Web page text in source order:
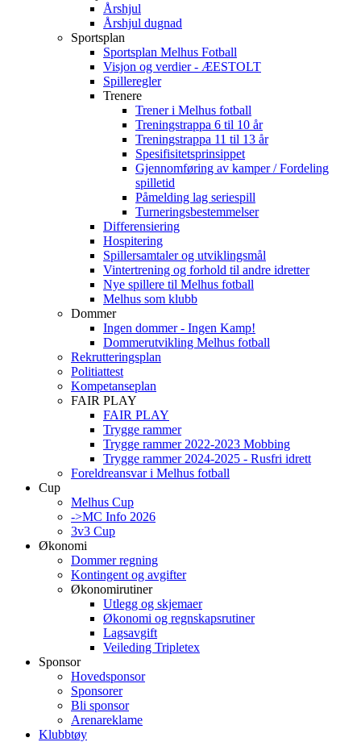
Årshjul
Årshjul dugnad
Sportsplan
Sportsplan Melhus Fotball
Visjon og verdier - ÆESTOLT
Spilleregler
Trenere
Trener i Melhus fotball
Treningstrappa 6 til 10 år
Treningstrappa 11 til 13 år
Spesifisitetsprinsippet
Gjennomføring av kamper / Fordeling
spilletid
Påmelding lag seriespill
Turneringsbestemmelser
Differensiering
Hospitering
Spillersamtaler og utviklingsmål
Vintertrening og forhold til andre idretter
Nye spillere til Melhus fotball
Melhus som klubb
Dommer
Ingen dommer - Ingen Kamp!
Dommerutvikling Melhus fotball
Rekrutteringsplan
Politiattest
Kompetanseplan
FAIR PLAY
FAIR PLAY
Trygge rammer
Trygge rammer 2022-2023 Mobbing
Trygge rammer 2024-2025 - Rusfri idrett
Foreldreansvar i Melhus fotball
Cup
Melhus Cup
->MC Info 2026
3v3 Cup
Økonomi
Dommer regning
Kontingent og avgifter
Økonomirutiner
Utlegg og skjemaer
Økonomi og regnskapsrutiner
Lagsavgift
Veileding Tripletex
Sponsor
Hovedsponsor
Sponsorer
Bli sponsor
Arenareklame
Klubbtøy